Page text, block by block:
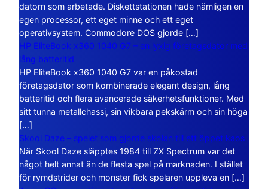
datorn som arbetade. Diskettstationen hade nämligen en
egen processor, ett eget minne och ett eget
operativsystem. Commodore DOS gjorde […]
HP EliteBook x360 1040 G7 – en lyxig företagsdator med
lång batteritid
HP EliteBook x360 1040 G7 var en påkostad
företagsdator som kombinerade elegant design, lång
batteritid och flera avancerade säkerhetsfunktioner. Med
sitt tunna metallchassi, sin vikbara pekskärm och sin höga
[…]
Skool Daze – spelet som gjorde skolan till ett öppet kaos
När Skool Daze släpptes 1984 till ZX Spectrum var det
något helt annat än de flesta spel på marknaden. I stället
för rymdstrider och monster fick spelaren uppleva en […]